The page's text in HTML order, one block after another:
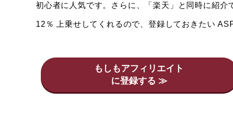
初心者に人気です。さらに、「楽天」と同時に紹
12％ 上乗せしてくれるので、登録しておきたい
もしもアフィリエイト